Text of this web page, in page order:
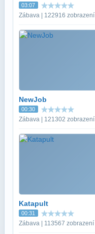
03:07
Zábava | 122916 zobrazení
NewJob
00:30
Zábava | 121302 zobrazení
Katapult
00:31
Zábava | 113567 zobrazení